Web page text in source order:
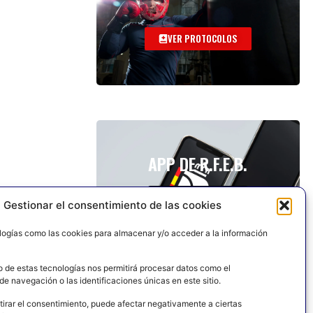
Gestionar el consentimiento de las cookies
como las cookies para almacenar y/o acceder a la información
de estas tecnologías nos permitirá procesar datos como el
navegación o las identificaciones únicas en este sitio.
el consentimiento, puede afectar negativamente a ciertas
VER PROTOCOLOS
APP DE R.F.E.B.